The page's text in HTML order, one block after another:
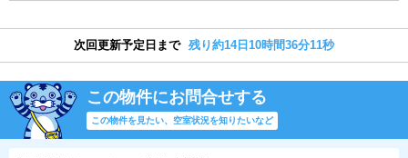
次回更新予定日まで 残り約14日10時間36分10秒
この物件にお問合せする
この物件を見たい、空室状況を知りたいなど